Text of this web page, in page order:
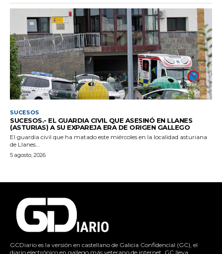
SUCESOS
SUCESOS.- EL GUARDIA CIVIL QUE ASESINÓ EN LLANES
(ASTURIAS) A SU EXPAREJA ERA DE ORIGEN GALLEGO
El guardia civil que ha matado este miércoles en la localidad asturiana
de Llanes...
5 agosto, 2026
GCDiario es la versión en castellano de Galicia Confidencial (GC), el
diario electrónico en gallego más veterano de internet. GC lleva